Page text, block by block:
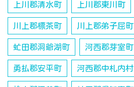
上川郡清水町 上川郡東川町
川上郡標茶町 川上郡弟子屈町
虻田郡洞爺湖町 河西郡芽室町
勇払郡安平町 河西郡中札内村